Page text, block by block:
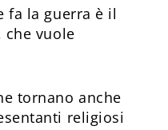
fa la guerra è il
vuole
tornano anche
religiosi